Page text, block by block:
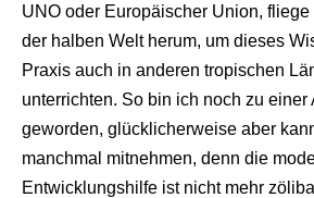
UNO oder Europäischer Union,
der halben Welt herum, um dieses
Praxis auch in anderen tropischen
unterrichten. So bin ich noch zu einer
geworden, glücklicherweise aber
manchmal mitnehmen, denn die
Entwicklungshilfe ist nicht mehr